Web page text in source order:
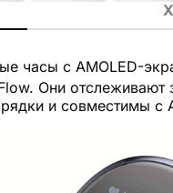
часы с AMOLED-
Они отслеживают
и совместимы с